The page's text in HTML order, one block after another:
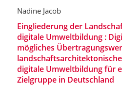
Nadine Jacob
Eingliederung der
digitale Umweltbildung :
mögliches
digitale Umweltbildung für
Zielgruppe in Deutschland